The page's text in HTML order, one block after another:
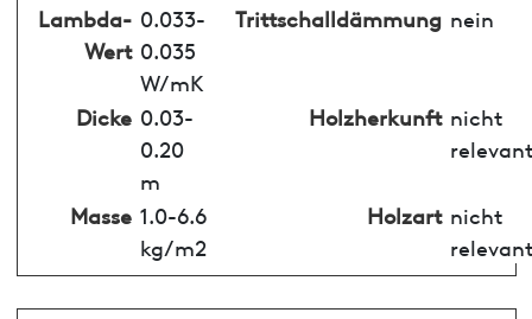
Lambda-
Wert
0.033-
0.035
W/mK
Trittschalldämmung nein
Dicke 0.03-
0.20
m
Holzherkunft nicht
relevant
Masse 1.0-6.6
kg/m2
Holzart nicht
relevant